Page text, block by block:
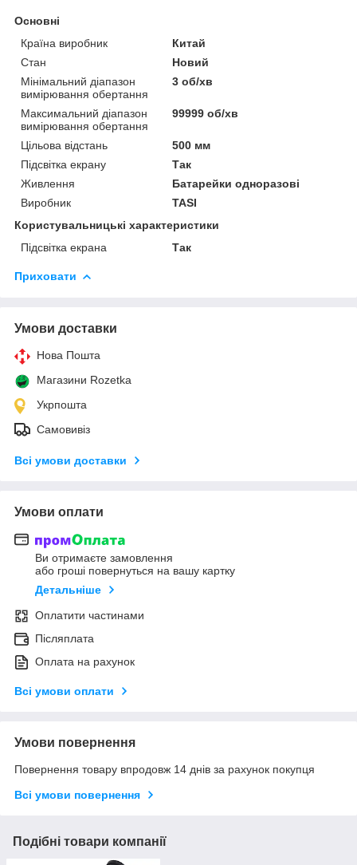
Основні
Країна виробник
Китай
Стан
Новий
Мінімальний діапазон
вимірювання обертання
3 об/хв
Максимальний діапазон
вимірювання обертання
99999 об/хв
Цільова відстань
500 мм
Підсвітка екрану
Так
Живлення
Батарейки одноразові
Виробник
TASI
Користувальницькі характеристики
Підсвітка екрана
Так
Приховати
Умови доставки
Нова Пошта
Магазини Rozetka
Укрпошта
Самовивіз
Всі умови доставки
Умови оплати
Ви отримаєте замовлення
або гроші повернуться на вашу картку
Детальніше
Оплатити частинами
Післяплата
Оплата на рахунок
Всі умови оплати
Умови повернення
Повернення товару впродовж 14 днів за рахунок покупця
Всі умови повернення
Подібні товари компанії